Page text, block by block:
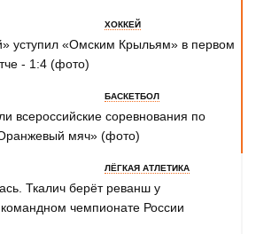
ХОККЕЙ
уступил «Омским Крыльям» в первом
- 1:4 (фото)
БАСКЕТБОЛ
всероссийские соревнования по
мяч» (фото)
ЛЁГКАЯ АТЛЕТИКА
Ткалич берёт реванш у
чемпионате России